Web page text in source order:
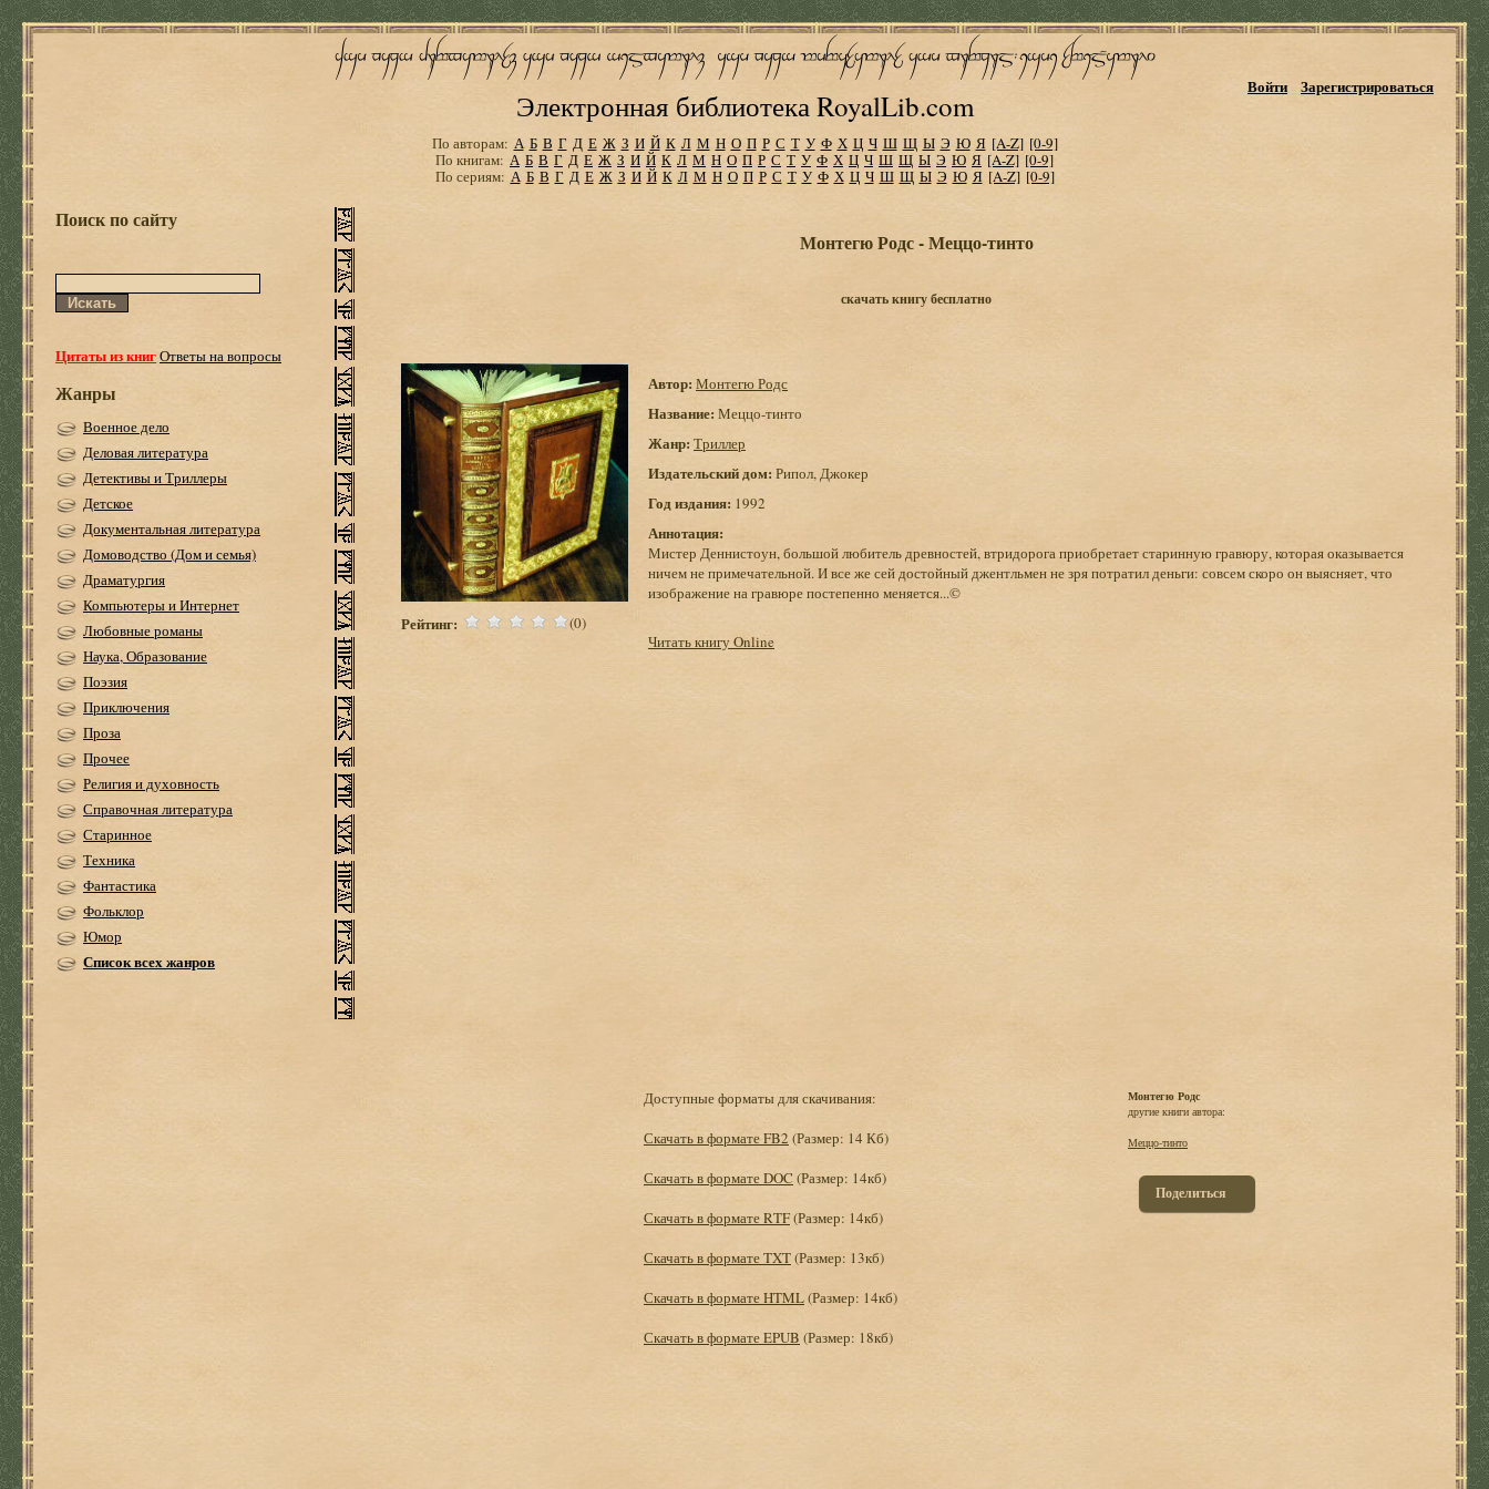
Электронная библиотека RoyalLib.com
Войти Зарегистрироваться
По авторам: А Б В Г Д Е Ж З И Й К Л М Н О П Р С Т У Ф Х Ц Ч Ш Щ Ы Э Ю Я [A-Z] [0-9]
По книгам: А Б В Г Д Е Ж З И Й К Л М Н О П Р С Т У Ф Х Ц Ч Ш Щ Ы Э Ю Я [A-Z] [0-9]
По сериям: А Б В Г Д Е Ж З И Й К Л М Н О П Р С Т У Ф Х Ц Ч Ш Щ Ы Э Ю Я [A-Z] [0-9]
Поиск по сайту
Цитаты из книгОтветы на вопросы
Жанры
Военное дело
Деловая литература
Детективы и Триллеры
Детское
Документальная литература
Домоводство (Дом и семья)
Драматургия
Компьютеры и Интернет
Любовные романы
Наука, Образование
Поэзия
Приключения
Проза
Прочее
Религия и духовность
Справочная литература
Старинное
Техника
Фантастика
Фольклор
Юмор
Список всех жанров
Монтегю Родс - Меццо-тинто
скачать книгу бесплатно
Рейтинг: (0)
Автор: Монтегю Родс
Название: Меццо-тинто
Жанр: Триллер
Издательский дом: Рипол, Джокер
Год издания: 1992
Аннотация:
Мистер Деннистоун, большой любитель древностей, втридорога приобретает старинную гравюру, которая оказывается
ничем не примечательной. И все же сей достойный джентльмен не зря потратил деньги: совсем скоро он выясняет, что
изображение на гравюре постепенно меняется...©
Читать книгу Online
Доступные форматы для скачивания:
Скачать в формате FB2 (Размер: 14 Кб)
Скачать в формате DOC (Размер: 14кб)
Скачать в формате RTF(Размер: 14кб)
Скачать в формате TXT(Размер: 13кб)
Скачать в формате HTML(Размер: 14кб)
Скачать в формате EPUB (Размер: 18кб)
Монтегю Родс
другие книги автора:
Меццо-тинто
Поделиться